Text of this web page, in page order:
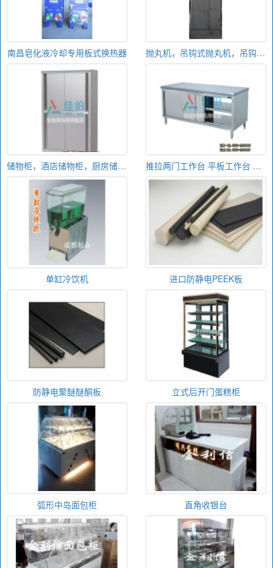
南昌皂化液冷却专用板式换热器 抛丸机，吊钩式抛丸机，吊钩式抛丸清理机
储物柜，酒店储物柜，厨房储物柜 推拉两门工作台 平板工作台 简易工作台 不锈钢工作台
单缸冷饮机 进口防静电PEEK板
防静电聚醚醚酮板 立式后开门蛋糕柜
弧形中岛面包柜 直角收银台